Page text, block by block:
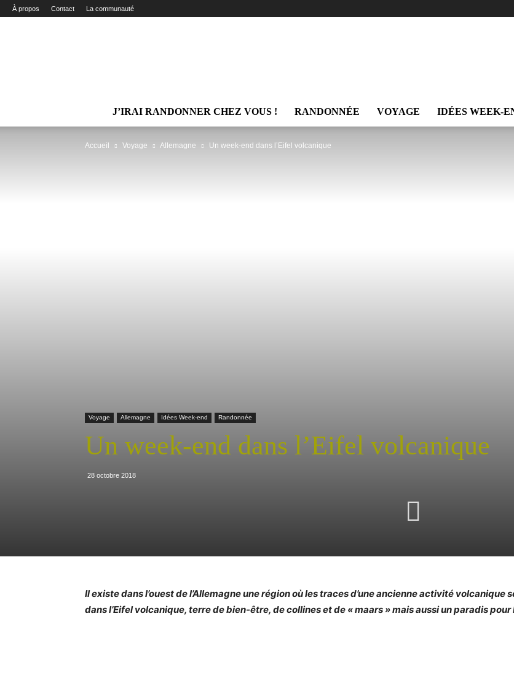
À propos Contact La communauté
J’IRAI RANDONNER CHEZ VOUS ! RANDONNÉE VOYAGE IDÉES WEEK-
Accueil Voyage Allemagne Un week-end dans l’Eifel volcanique
Voyage Allemagne Idées Week-end Randonnée
Un week-end dans l’Eifel volcanique
28 octobre 2018
Il existe dans l’ouest de l’Allemagne une région où les traces d’une ancienne activité volcanique
dans l’Eifel volcanique, terre de bien-être, de collines et de « maars » mais aussi un paradis pour